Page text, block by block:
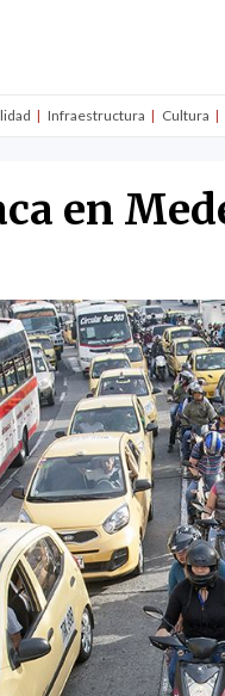
Infraestructura Cultura
en